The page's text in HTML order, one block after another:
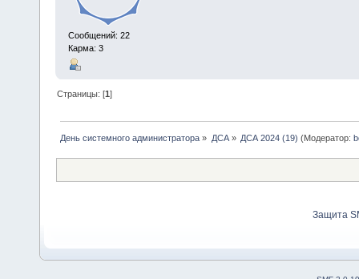
Сообщений: 22
Карма: 3
Страницы: [1]
День системного администратора » ДСА» ДСА 2024 (19) (Модератор:
Защита